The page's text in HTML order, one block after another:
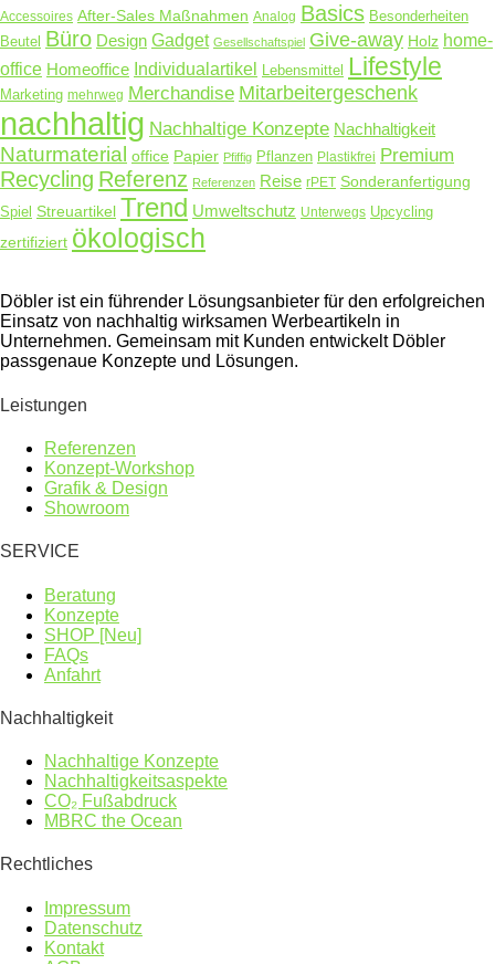
Accessoires After-Sales Maßnahmen Analog Basics Besonderheiten
Beutel Büro Design Gadget Gesellschaftspiel Give-away Holz home-
office Homeoffice Individualartikel Lebensmittel Lifestyle
Marketing mehrweg Merchandise Mitarbeitergeschenk
nachhaltig Nachhaltige Konzepte Nachhaltigkeit
Naturmaterial office Papier Pfiffig Pflanzen Plastikfrei Premium
Recycling Referenz Referenzen Reise rPET Sonderanfertigung
Spiel Streuartikel Trend Umweltschutz Unterwegs Upcycling
zertifiziert ökologisch
Döbler ist ein führender Lösungsanbieter für den erfolgreichen
Einsatz von nachhaltig wirksamen Werbeartikeln in
Unternehmen. Gemeinsam mit Kunden entwickelt Döbler
passgenaue Konzepte und Lösungen.
Leistungen
Referenzen
Konzept-Workshop
Grafik & Design
Showroom
SERVICE
Beratung
Konzepte
SHOP [Neu]
FAQs
Anfahrt
Nachhaltigkeit
Nachhaltige Konzepte
Nachhaltigkeitsaspekte
CO₂ Fußabdruck
MBRC the Ocean
Rechtliches
Impressum
Datenschutz
Kontakt